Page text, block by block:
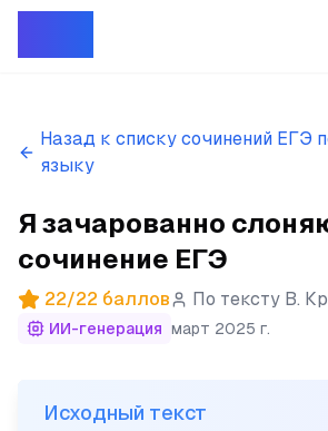
Назад к списку сочинений ЕГЭ
языку
Я зачарованно
сочинение ЕГЭ
22/22 баллов По тексту В.
ИИ-генерация март 2025 г.
(1)Я зачарованно слоняюсь по
Исходный текст